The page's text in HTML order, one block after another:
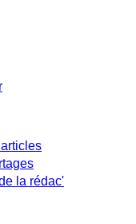
la rédac'